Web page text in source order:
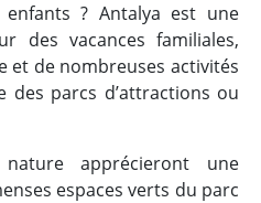
enfants ? Antalya est une
des vacances familiales,
et de nombreuses activités
parcs d’attractions ou
apprécieront une
espaces verts du parc